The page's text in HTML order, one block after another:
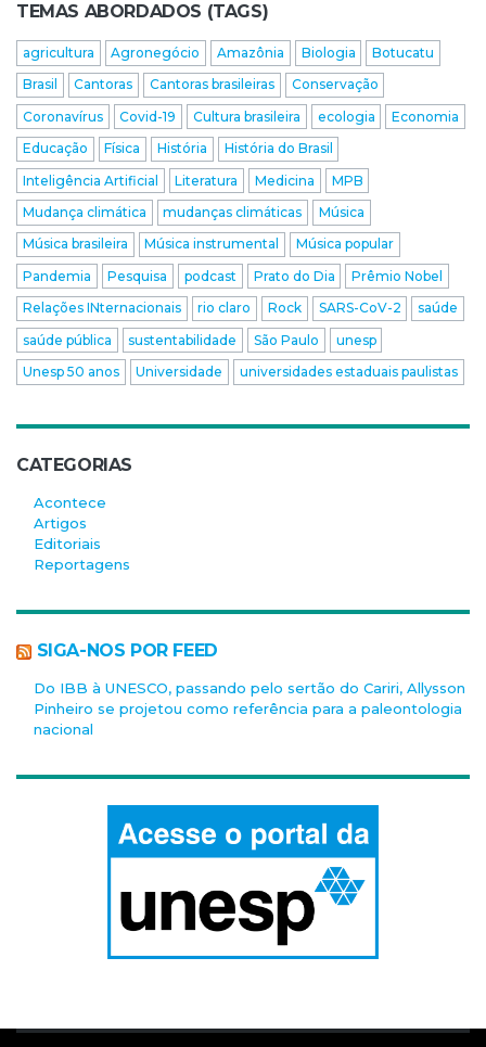
TEMAS ABORDADOS (TAGS)
agricultura Agronegócio Amazônia Biologia
Botucatu
Brasil
Cantoras Cantoras brasileiras
Conservação
Coronavírus
Covid-19 Cultura brasileira ecologia
Economia
Educação
Física História
História do Brasil
Inteligência Artificial
Literatura Medicina
MPB
Mudança climática
mudanças climáticas
Música
Música brasileira
Música instrumental
Música popular
Pandemia
Pesquisa podcast Prato do Dia
Prêmio Nobel
Relações INternacionais
rio claro Rock SARS-CoV-2
saúde
saúde pública
sustentabilidade São Paulo
unesp
Unesp 50 anos
Universidade universidades estaduais paulistas
CATEGORIAS
Acontece
Artigos
Editoriais
Reportagens
SIGA-NOS POR FEED
Do IBB à UNESCO, passando pelo sertão do Cariri, Allysson
Pinheiro se projetou como referência para a paleontologia
nacional